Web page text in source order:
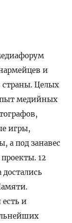
и
страны. Целых
медийных
игры,
а под занавес
12
есть и